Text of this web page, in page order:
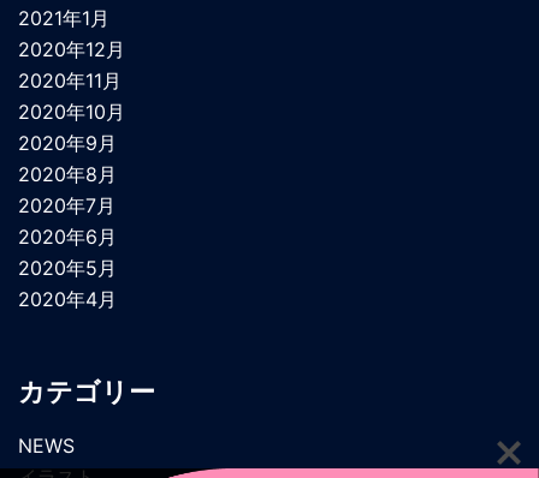
2021年1月
2020年12月
2020年11月
2020年10月
2020年9月
2020年8月
2020年7月
2020年6月
2020年5月
2020年4月
カテゴリー
NEWS